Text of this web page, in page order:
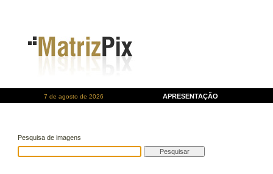
7 de agosto de 2026 APRESENTAÇÃO
Pesquisa de imagens